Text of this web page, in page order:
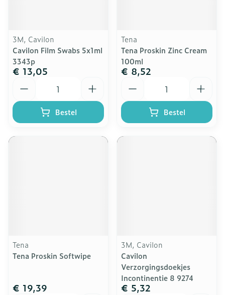
3M, Cavilon
Cavilon Film Swabs 5x1ml
3343p
€ 13,05
Bestel
Tena
Tena Proskin Zinc Cream
100ml
€ 8,52
Bestel
Tena
Tena Proskin Softwipe
€ 19,39
3M, Cavilon
Cavilon
Verzorgingsdoekjes
Incontinentie 8 9274
€ 5,32